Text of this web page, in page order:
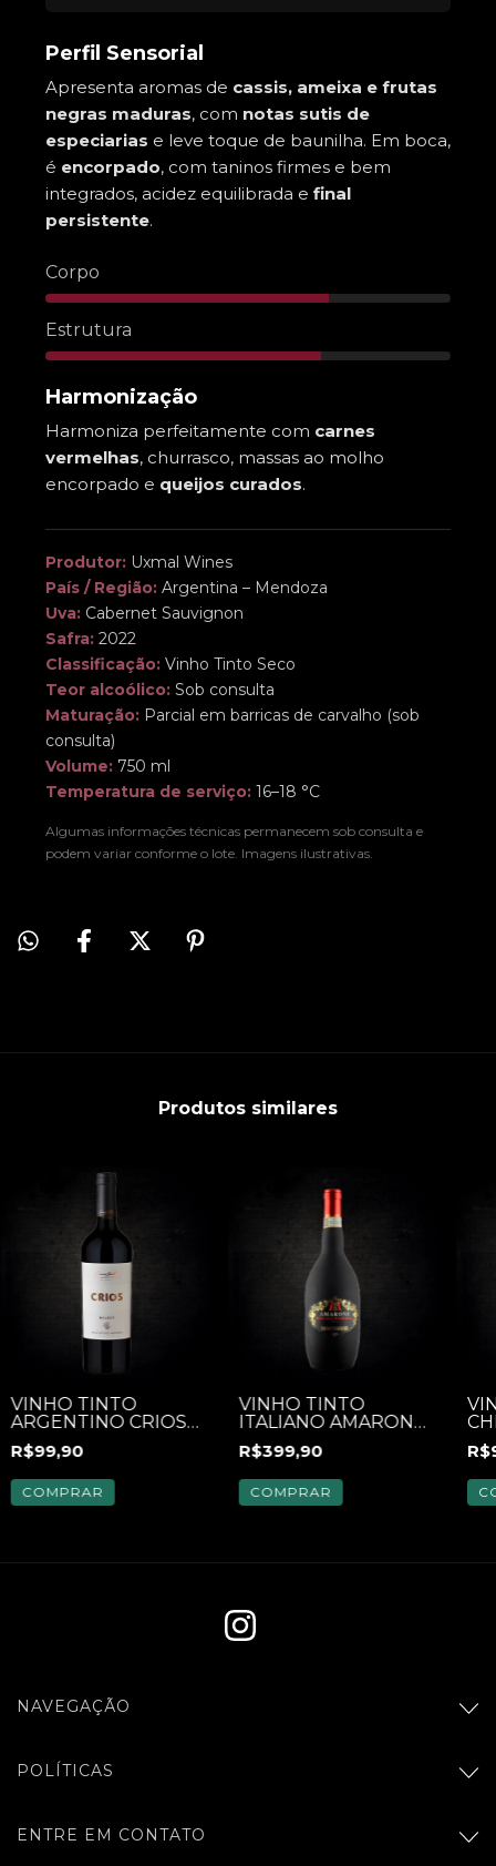
Perfil Sensorial
Apresenta aromas de cassis, ameixa e frutas
negras maduras, com notas sutis de
especiarias e leve toque de baunilha. Em boca,
é encorpado, com taninos firmes e bem
integrados, acidez equilibrada e final
persistente.
Corpo
Estrutura
Harmonização
Harmoniza perfeitamente com carnes
vermelhas, churrasco, massas ao molho
encorpado e queijos curados.
Produtor: Uxmal Wines
País / Região: Argentina – Mendoza
Uva: Cabernet Sauvignon
Safra: 2022
Classificação: Vinho Tinto Seco
Teor alcoólico: Sob consulta
Maturação: Parcial em barricas de carvalho (sob
consulta)
Volume: 750 ml
Temperatura de serviço: 16–18 °C
Algumas informações técnicas permanecem sob consulta e
podem variar conforme o lote. Imagens ilustrativas.
Produtos similares
VINHO TINTO
ARGENTINO CRIOS
MALBEC 750ML
R$99,90
COMPRAR
VINHO TINTO
ITALIANO AMARONE
MONTRESOR 750ML
R$399,90
COMPRAR
NAVEGAÇÃO
POLÍTICAS
ENTRE EM CONTATO